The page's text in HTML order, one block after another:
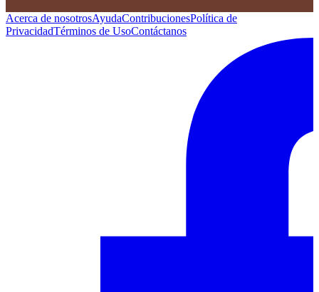
Acerca de nosotrosAyudaContribucionesPolítica de
PrivacidadTérminos de UsoContáctanos